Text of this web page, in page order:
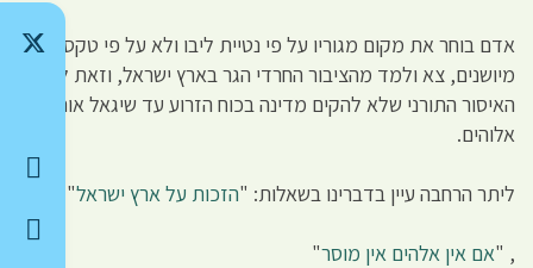
אדם בוחר את מקום מגוריו על פי נטיית ליבו ולא על פי טקסטים
מיושנים, צא ולמד מהציבור החרדי הגר בארץ ישראל, וזאת למרות
האיסור התורני שלא להקים מדינה בכוח הזרוע עד שיגאל אותם
אלוהים.
ליתר הרחבה עיין בדברינו בשאלות: "הזכות על ארץ ישראל"
, "אם אין אלהים אין מוסר"